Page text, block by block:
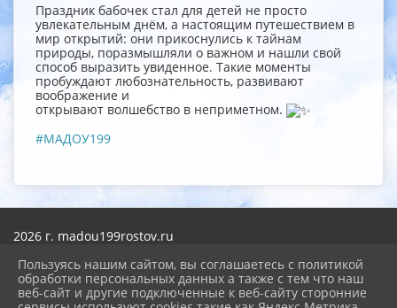
Праздник бабочек стал для детей не просто
увлекательным днём, а настоящим путешествием в
мир открытий: они прикоснулись к тайнам
природы, поразмышляли о важном и нашли свой
способ выразить увиденное. Такие моменты
пробуждают любознательность, развивают
воображение и
открывают волшебство в неприметном.
#МАДОУ199
2026 г. madou199rostov.ru
Карта сайта
Политика обработки персональных данных
Пользуясь нашим сайтом, вы соглашаетесь с политикой
обработки персональных данных а также с тем что наш
веб-сайт и другие подключенные к веб-сайту сторонние